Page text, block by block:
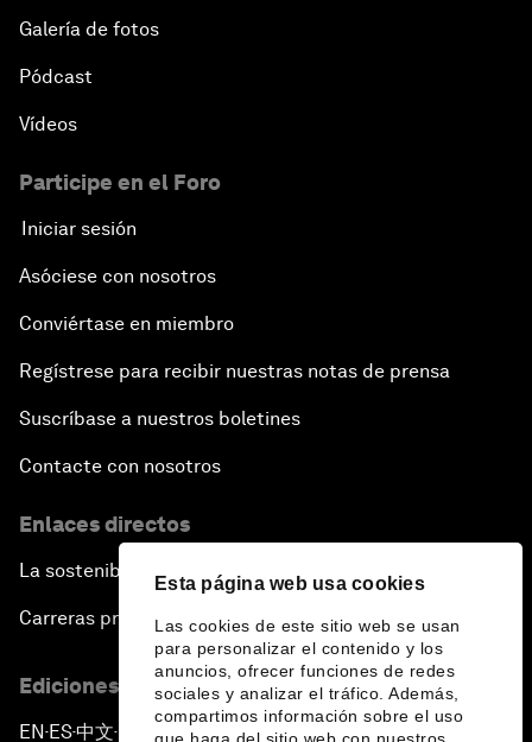
Esta página web usa cookies
Las cookies de este sitio web se usan
para personalizar el contenido y los
anuncios, ofrecer funciones de redes
sociales y analizar el tráfico. Además,
compartimos información sobre el uso
Galería de fotos
Pódcast
Vídeos
Participe en el Foro
Iniciar sesión
Asóciese con nosotros
Conviértase en miembro
Regístrese para recibir nuestras notas de prensa
Suscríbase a nuestros boletines
Contacte con nosotros
Enlaces directos
La sostenibilidad en el Foro
Carreras profesionales
Ediciones en otros idiomas
EN ▪ ES▪中文▪ 日本語